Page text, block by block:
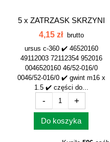
5 x ZATRZASK SKRZYNI
BIEGÓW KOMPLET...
4,15 zł
brutto
ursus c-360 ✔️ 46520160
49112003 72112354 952016
0046520160 46/52-016/0
0046/52-016/0 ✔️ gwint m16 x
1.5 ✔️ części do...
- +
Do koszyka